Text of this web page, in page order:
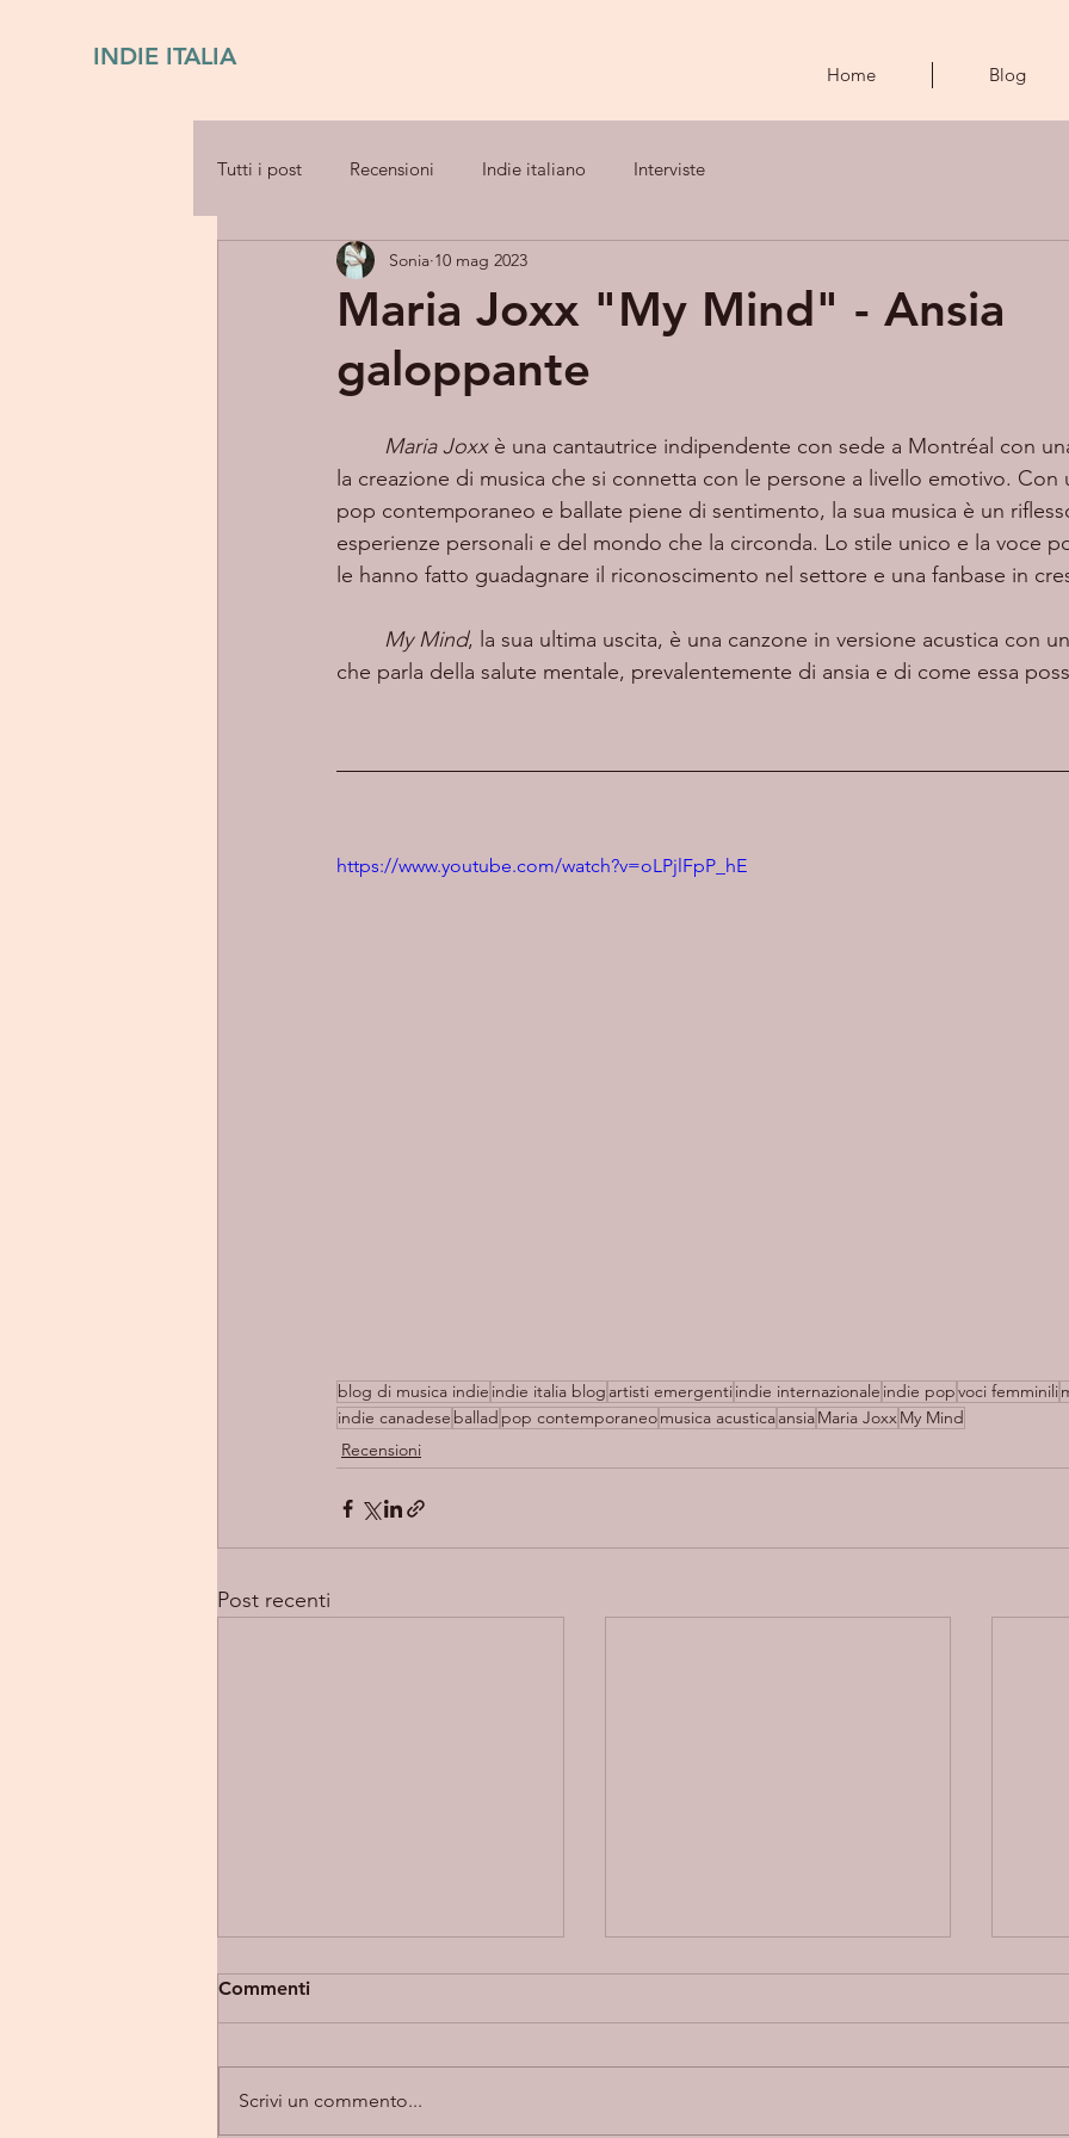
INDIE ITALIA
Home Blog
Tutti i post Recensioni Indie italiano Interviste
Maria Joxx "My Mind" - Ansia
galoppante
Sonia 10 mag 2023
Maria Joxx è una cantautrice indipendente con sede a Montréal con
la creazione di musica che si connetta con le persone a livello emotivo. Con
pop contemporaneo e ballate piene di sentimento, la sua musica è un
esperienze personali e del mondo che la circonda. Lo stile unico e la voce
le hanno fatto guadagnare il riconoscimento nel settore e una fanbase in
My Mind, la sua ultima uscita, è una canzone in versione acustica con
che parla della salute mentale, prevalentemente di ansia e di come essa
https://www.youtube.com/watch?v=oLPjlFpP_hE
blog di musica indie indie italia blog artisti emergentiindie internazionale indie popvoci femminili
indie canadese ballad pop contemporaneomusica acusticaansiaMaria JoxxMy Mind
Recensioni
Post recenti
Commenti
Scrivi un commento...